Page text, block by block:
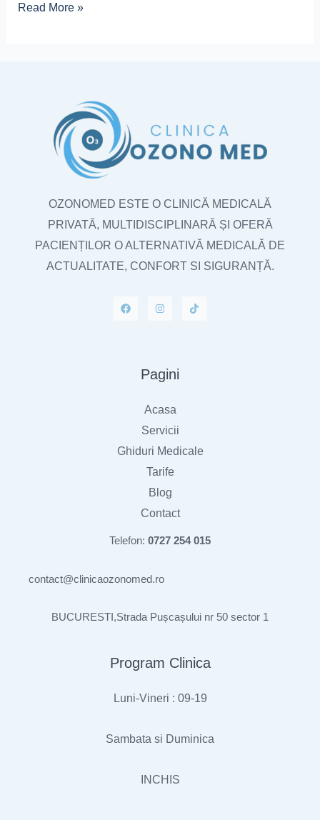
Read More »
OZONOMED ESTE O CLINICĂ MEDICALĂ
PRIVATĂ, MULTIDISCIPLINARĂ ȘI OFERĂ
PACIENȚILOR O ALTERNATIVĂ MEDICALĂ DE
ACTUALITATE, CONFORT SI SIGURANȚĂ.
Pagini
Acasa
Servicii
Ghiduri Medicale
Tarife
Blog
Contact
Telefon: 0727 254 015
contact@clinicaozonomed.ro
BUCURESTI,Strada Pușcașului nr 50 sector 1
Program Clinica
Luni-Vineri : 09-19
Sambata si Duminica
INCHIS